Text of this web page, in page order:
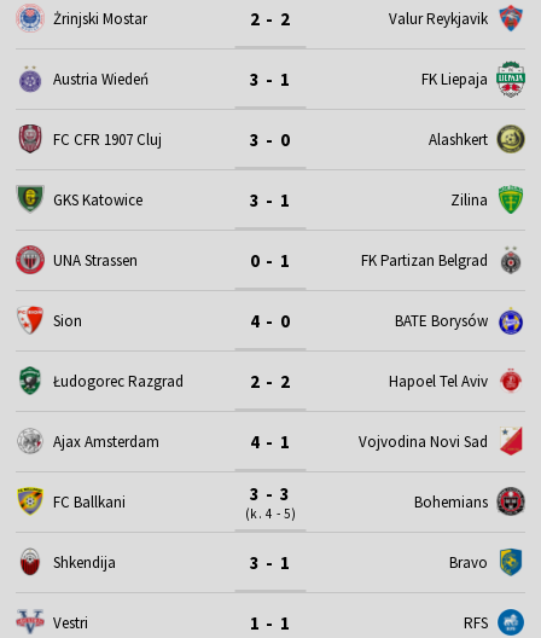
Żrinjski Mostar 2 - 2 Valur Reykjavik
Austria Wiedeń 3 - 1 FK Liepaja
FC CFR 1907 Cluj 3 - 0 Alashkert
GKS Katowice 3 - 1 Zilina
UNA Strassen 0 - 1 FK Partizan Belgrad
Sion 4 - 0 BATE Borysów
Łudogorec Razgrad 2 - 2 Hapoel Tel Aviv
Ajax Amsterdam 4 - 1 Vojvodina Novi Sad
FC Ballkani 3 - 3
(k. 4 - 5)
Bohemians
Shkendija 3 - 1 Bravo
Vestri 1 - 1 RFS